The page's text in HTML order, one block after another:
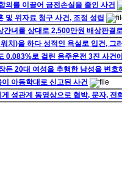
의를 이끌어 금전손실을 줄인 사건
및 위자료 청구 사건, 조정 성립
녀를 상대로 2,500만원 배상판결
치)을 하다 성적인 욕설로 입건, 그
0.083%로 걸린 음주운전 3진 사건
든 20대 여성을 추행한 남성을 변호
아동학대로 신고된 사건
성관계 동영상으로 협박, 문자, 전